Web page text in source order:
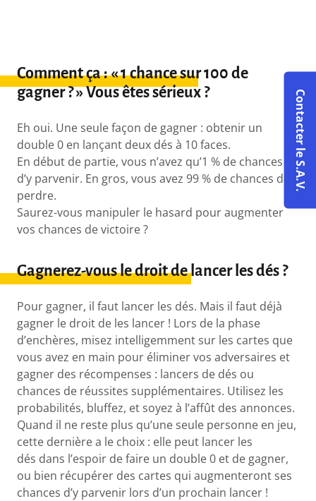
Comment ça : « 1 chance sur 100 de
gagner ? » Vous êtes sérieux ?
Eh oui. Une seule façon de gagner : obtenir un
double 0 en lançant deux dés à 10 faces.
En début de partie, vous n’avez qu’1 % de chances
d’y parvenir. En gros, vous avez 99 % de chances de
perdre.
Saurez-vous manipuler le hasard pour augmenter
vos chances de victoire ?
Gagnerez-vous le droit de lancer les dés ?
Pour gagner, il faut lancer les dés. Mais il faut déjà
gagner le droit de les lancer ! Lors de la phase
d’enchères, misez intelligemment sur les cartes que
vous avez en main pour éliminer vos adversaires et
gagner des récompenses : lancers de dés ou
chances de réussites supplémentaires. Utilisez les
probabilités, bluffez, et soyez à l’affût des annonces.
Quand il ne reste plus qu’une seule personne en jeu,
cette dernière a le choix : elle peut lancer les
dés dans l’espoir de faire un double 0 et de gagner,
ou bien récupérer des cartes qui augmenteront ses
chances d’y parvenir lors d’un prochain lancer !
Contacter le S.A.V.